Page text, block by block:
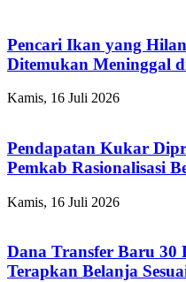
Pencari Ikan yang
Ditemukan Meninggal
Kamis, 16 Juli 2026
Pendapatan Kukar
Pemkab Rasionalisasi
Kamis, 16 Juli 2026
Dana Transfer Baru 30
Terapkan Belanja